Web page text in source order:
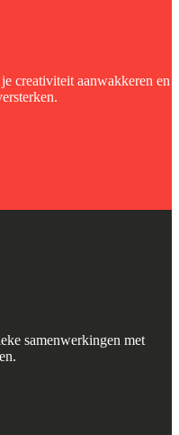
creativiteit aanwakkeren en
samenwerkingen met